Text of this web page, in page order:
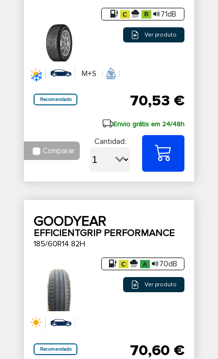
71dB
Ver produto
M+S
Recomendado 70,53 €
Envio grátis em 24/48h
Comparar
Cantidad:
GOODYEAR
EFFICIENTGRIP PERFORMANCE
185/60R14 82H
70dB
Ver produto
Recomendado 70,60 €